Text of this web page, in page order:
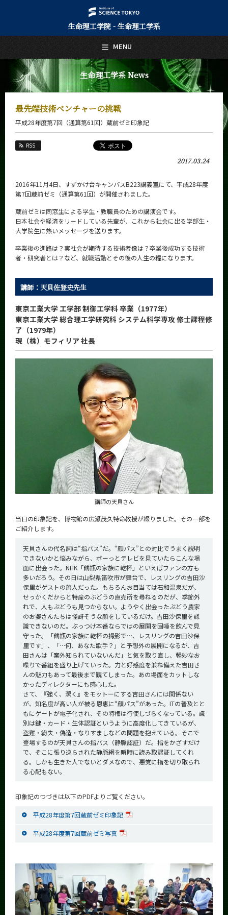
生命理工学院 - 生命理工学系
生命理工学系 News
最先端技術ベンチャーの挑戦
平成28年度第7回（通算第61回）蔵前ゼミ印象記
RSS
2017.03.24
2016年11月4日、すずかけ台キャンパスB223講義室にて、平成28年度
第7回蔵前ゼミ（通算第61回）が開催されました。
蔵前ゼミは同窓生による学生・教職員のための講演会です。
日本社会や経済をリードしている先輩が、これから社会に出る学部生・
大学院生に熱いメッセージを送ります。
卒業後の進路は？実社会が期待する技術者像は？卒業後成功する技術
者・研究者とは？など、就職活動とその後の人生の糧になります。
講師：天貝佐登史先生
東京工業大学 工学部 制御工学科 卒業（1977年）
東京工業大学 総合理工学研究科 システム科学専攻 修士課程修
了（1979年）
現（株）モフィリア 社長
講師の天貝さん
当日の印象記を、博物館の広瀬茂久特命教授が綴りました。その一部を
ご紹介します。
天貝さんの代名詞は“指パス”だ。“顔パス”との対比でうまく説明
できないかと悩みながら、ボーっとテレビを見ていたらこんな場
面に出会った。NHK「鶴瓶の家族に乾杯」といえばファンの方も
多いだろう。その日は山梨県笛吹市が舞台で、レスリングの吉田沙
保里がゲストの旅人だった。もちろんお目当ては石和温泉だが、
せっかくだからと特産のぶどうの直売所を尋ねるのだが、季節外
れで、人もぶどうも見つからない。ようやく出会ったぶどう農家
のお婆さんたちは怪訝そうな顔をしているだけ。吉田沙保里を認
識できないのだ。ぶっつけ本番ならではの展開を固唾を飲んで見
守った。「鶴瓶の家族に乾杯の撮影で…、レスリングの吉田沙保
里です」、「…何、あなた歌手？」と予想外の展開になるが、吉
田さんは「案外知られていないんだ」と気を取り直し、軽妙なお
喋りで番組を盛り上げていった。力と好感度を兼ね備えた吉田さ
んの魅力もあって最後まで観てしまった。あの場面をカットしな
かったディレクターにも感心した。
さて、『強く、潔く』をモットーにする吉田さんには関係ない
が、知名度が高い人が被る恩恵に“顔パス”があった。ITの普及とと
もにゲートが電子化され、その特権は行使しづらくなっている。識
別は鍵・カード・生体認証というように高度化してきているが、
盗難・紛失・偽造・なりすましなどの問題を抱えている。そこで
登場するのが天貝さんの指パス（静脈認証）だ。指をかざすだけ
で、そこに張り巡らされた静脈網を瞬時に読み取認証してくれ
る。しかも生きた人でないとダメなので、悪党に指を切り取られ
る心配もない。
印象記のつづきは以下のPDFよりご覧ください。
平成28年度第7回蔵前ゼミ印象記
平成28年度第7回蔵前ゼミ写真
MENU
日本語 English
トップページ
Top Page
生命理工学系について
About Us
教育
Education
教員・研究室
Faculty and Laboratories
入学案内
Admissions
生命理工学系 News
News
News 一覧
課程別
月別
イベントカレンダー
Event Calendar
サイト構成
学内向け情報
系詳細情報
CLOSE